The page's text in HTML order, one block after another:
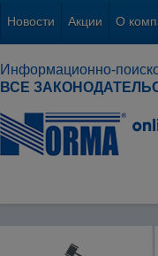
Новости Акции О
Информационно-
ВСЕ